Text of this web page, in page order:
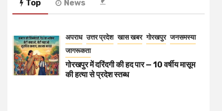
Top News
अपराध उत्तर प्रदेश खास खबर गोरखपुर जनसमस्या
जागरूकता
गोरखपुर में दरिंदगी की हद पार — 10 वर्षीय मासूम
की हत्या से प्रदेश स्तब्ध